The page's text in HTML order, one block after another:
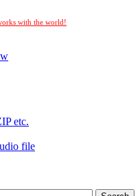
with the world!
etc.
file